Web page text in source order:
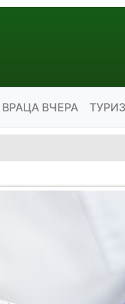
ВРАЦА ВЧЕРА